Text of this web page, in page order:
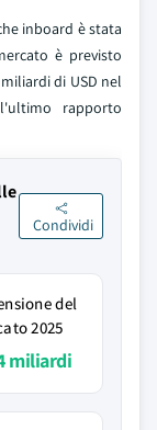
inboard è stata
è previsto
di USD nel
rapporto
Condividi
del
2025
miliardi